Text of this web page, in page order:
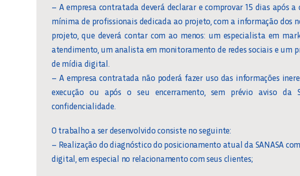
– A empresa contratada deverá declarar e comprovar 15 dias após
mínima de profissionais dedicada ao projeto, com a informação dos
projeto, que deverá contar com ao menos: um especialista em
atendimento, um analista em monitoramento de redes sociais e um
de mídia digital.
– A empresa contratada não poderá fazer uso das informações
execução ou após o seu encerramento, sem prévio aviso da
confidencialidade.
O trabalho a ser desenvolvido consiste no seguinte:
– Realização do diagnóstico do posicionamento atual da SANASA
digital, em especial no relacionamento com seus clientes;